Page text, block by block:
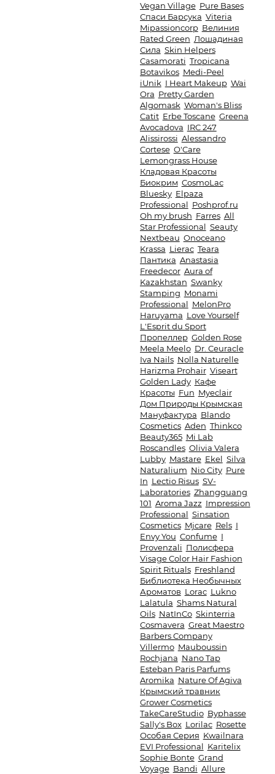
Vegan Village Pure Bases
Спаси Барсука Viteria
Mipassioncorp Велиния
Rated Green Лошадиная
Сила Skin Helpers
Casamorati Tropicana
Botavikos Medi-Peel
iUnik I Heart Makeup Wai
Ora Pretty Garden
Algomask Woman's Bliss
Catit Erbe Toscane Greena
Avocadova IRC 247
Alissirossi Alessandro
Cortese O'Care
Lemongrass House
Кладовая Красоты
Биокрим CosmoLac
Bluesky Elpaza
Professional Poshprof.ru
Oh my brush Farres All
Star Professional Seauty
Nextbeau Onoceano
Krassa Lierac Teara
Пантика Anastasia
Freedecor Aura of
Kazakhstan Swanky
Stamping Monami
Professional MelonPro
Haruyama Love Yourself
L'Esprit du Sport
Пропеллер Golden Rose
Meela Meelo Dr. Ceuracle
Iva Nails Nolla Naturelle
Harizma Prohair Viseart
Golden Lady Кафе
Красоты Fun Myeclair
Дом Природы Крымская
Мануфактура Blando
Cosmetics Aden Thinkco
Beauty365 Mi Lab
Roscandles Olivia Valera
Lubby Mastare Ekel Silva
Naturalium Nio City Pure
In Lectio Risus SV-
Laboratories Zhangguang
101 Aroma Jazz Impression
Professional Sinsation
Cosmetics Mjcare Rels I
Envy You Confume I
Provenzali Полисфера
Visage Color Hair Fashion
Spirit Rituals Freshland
Библиотека Необычных
Ароматов Lorac Lukno
Lalatula Shams Natural
Oils NatInCo Skinterria
Cosmavera Great Maestro
Barbers Company
Villermo Mauboussin
Rochjana Nano Tap
Esteban Paris Parfums
Aromika Nature Of Agiva
Крымский травник
Grower Cosmetics
TakeCareStudio Byphasse
Sally's Box Lorilac Rosette
Особая Серия Kwailnara
EVI Professional Karitelix
Sophie Bonte Grand
Voyage Bandi Allure